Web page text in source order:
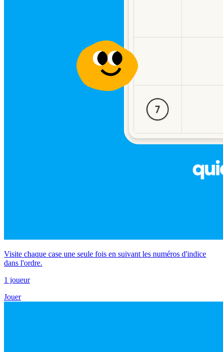
Visite chaque case une seule fois en suivant les numéros d'indice
dans l'ordre.
1 joueur
Jouer